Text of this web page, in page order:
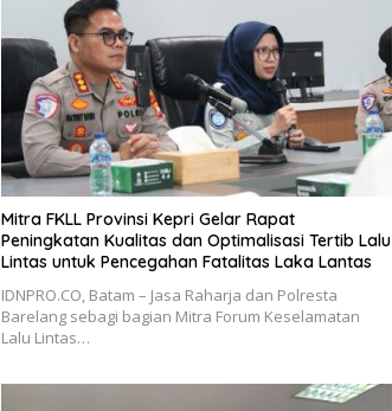
Mitra FKLL Provinsi Kepri Gelar Rapat
Peningkatan Kualitas dan Optimalisasi Tertib Lalu
Lintas untuk Pencegahan Fatalitas Laka Lantas
IDNPRO.CO, Batam – Jasa Raharja dan Polresta
Barelang sebagi bagian Mitra Forum Keselamatan
Lalu Lintas…